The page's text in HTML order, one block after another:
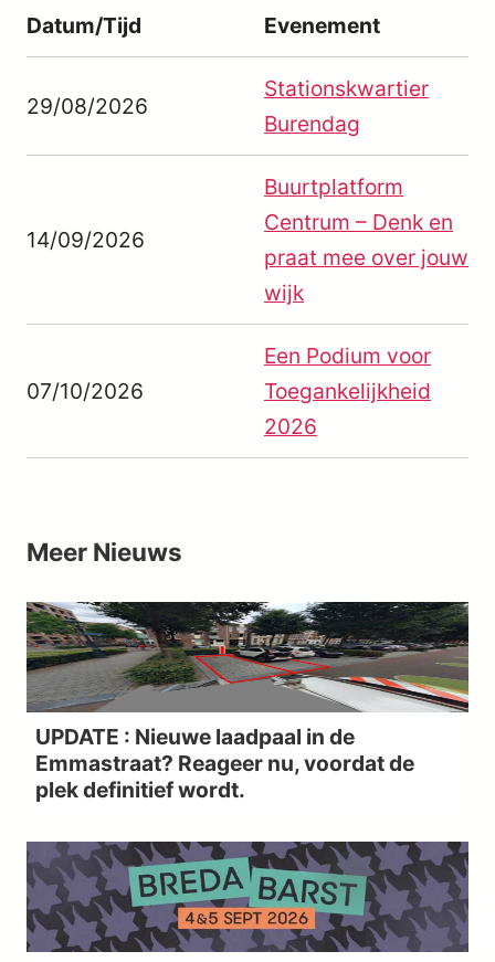
Datum/Tijd Evenement
29/08/2026
Stationskwartier
Burendag
14/09/2026
Buurtplatform
Centrum – Denk en
praat mee over jouw
wijk
07/10/2026
Een Podium voor
Toegankelijkheid
2026
Meer Nieuws
UPDATE : Nieuwe laadpaal in de
Emmastraat? Reageer nu, voordat de
plek definitief wordt.